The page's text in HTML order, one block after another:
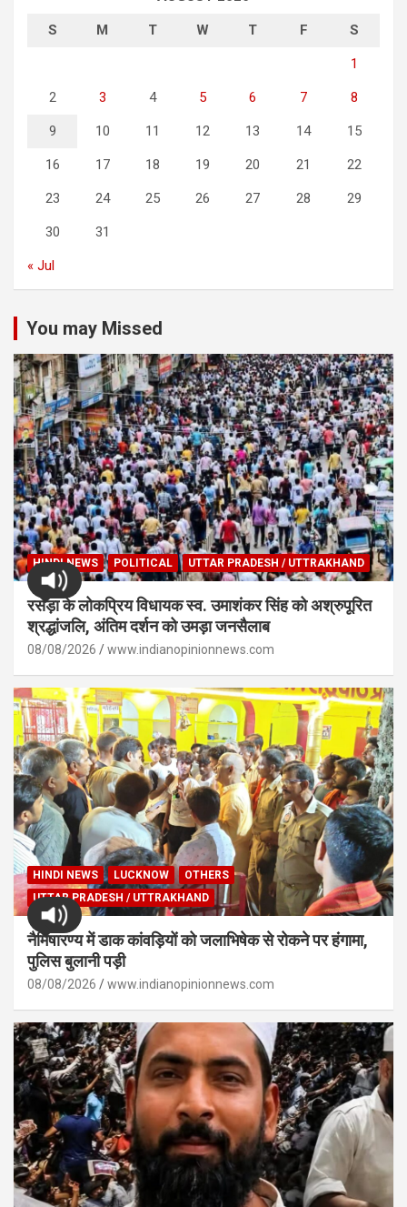
S M T W T F S
1
2 3 4 5 6 7 8
9 10 11 12 13 14 15
16 17 18 19 20 21 22
23 24 25 26 27 28 29
30 31
« Jul
You may Missed
HINDI NEWS POLITICAL UTTAR PRADESH / UTTRAKHAND
रसड़ा के लोकप्रिय विधायक स्व. उमाशंकर सिंह को अश्रुपूरित
श्रद्धांजलि, अंतिम दर्शन को उमड़ा जनसैलाब
08/08/2026 www.indianopinionnews.com
HINDI NEWS LUCKNOW
OTHERS
UTTAR PRADESH / UTTRAKHAND
नैमिषारण्य में डाक कांवड़ियों को जलाभिषेक से रोकने पर हंगामा,
पुलिस बुलानी पड़ी
08/08/2026 www.indianopinionnews.com